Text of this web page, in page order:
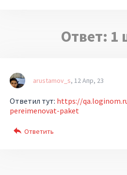
Ответ: 1
arustamov_s 12 Апр, 23
Ответил тут: https://
pereimenovat-paket